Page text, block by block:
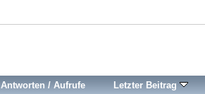
Antworten / Aufrufe Letzter Beitrag